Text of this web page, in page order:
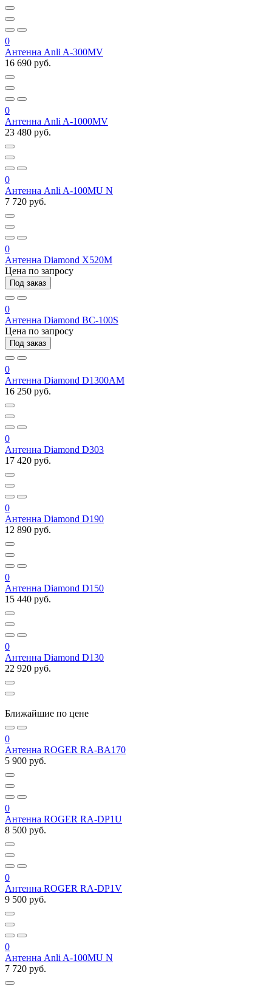
0
Антенна Anli A-300MV
16 690 руб.
0
Антенна Anli A-1000MV
23 480 руб.
0
Антенна Anli A-100MU N
7 720 руб.
0
Антенна Diamond X520M
Цена по запросу
Под заказ
0
Антенна Diamond BC-100S
Цена по запросу
Под заказ
0
Антенна Diamond D1300AM
16 250 руб.
0
Антенна Diamond D303
17 420 руб.
0
Антенна Diamond D190
12 890 руб.
0
Антенна Diamond D150
15 440 руб.
0
Антенна Diamond D130
22 920 руб.
Ближайшие по цене
0
Антенна ROGER RA-BA170
5 900 руб.
0
Антенна ROGER RA-DP1U
8 500 руб.
0
Антенна ROGER RA-DP1V
9 500 руб.
0
Антенна Anli A-100MU N
7 720 руб.